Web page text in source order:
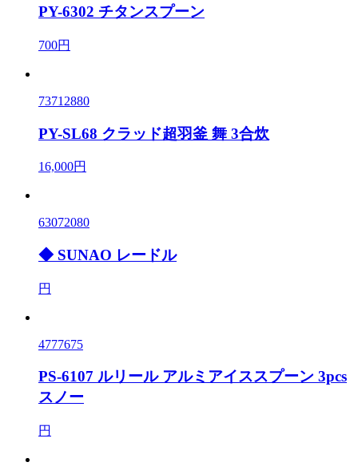
PY-6302 チタンスプーン
700円
73712880
PY-SL68 クラッド超羽釜 舞 3合炊
16,000円
63072080
◆ SUNAO レードル
円
4777675
PS-6107 ルリール アルミアイススプーン 3pcs
スノー
円